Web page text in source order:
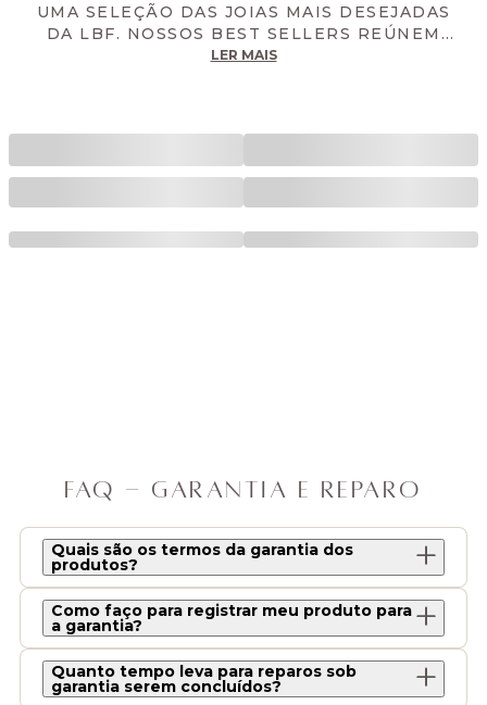
UMA SELEÇÃO DAS JOIAS MAIS DESEJADAS
DA LBF. NOSSOS BEST SELLERS REÚNEM
OS MODELOS DE MAIOR SUCESSO DA
LER MAIS
FAQ - GARANTIA E REPARO
Quais são os termos da garantia dos
produtos?
Como faço para registrar meu produto para
a garantia?
Quanto tempo leva para reparos sob
garantia serem concluídos?